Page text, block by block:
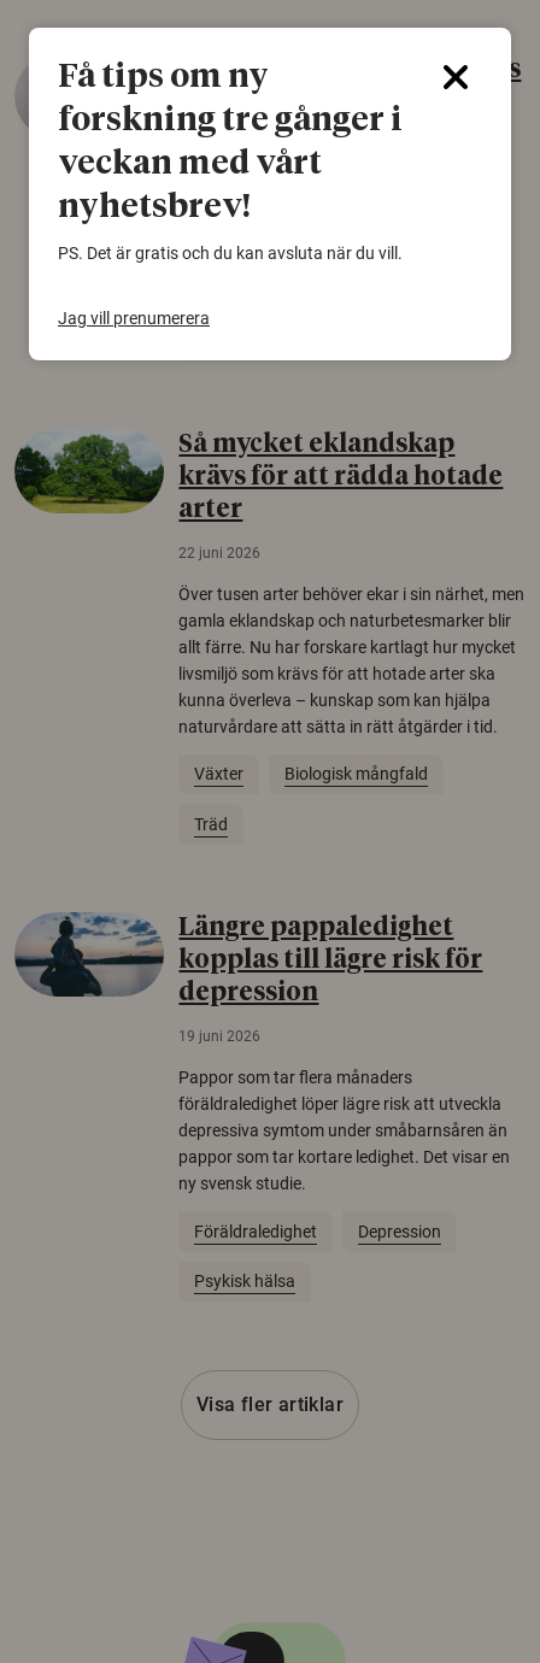
Gammalt skinn var Sveriges
äldsta sko
22 juni 2026
björnfäll visar sig vara delar av en 2000 år
Så mycket eklandskap
krävs för att rädda hotade
arter
22 juni 2026
Över tusen arter behöver ekar i sin närhet, men
gamla eklandskap och naturbetesmarker blir
allt färre. Nu har forskare kartlagt hur mycket
livsmiljö som krävs för att hotade arter ska
kunna överleva – kunskap som kan hjälpa
naturvårdare att sätta in rätt åtgärder i tid.
Växter Biologisk mångfald
Träd
Längre pappaledighet
kopplas till lägre risk för
depression
19 juni 2026
Pappor som tar flera månaders
föräldraledighet löper lägre risk att utveckla
depressiva symtom under småbarnsåren än
pappor som tar kortare ledighet. Det visar en
ny svensk studie.
Föräldraledighet Depression
Psykisk hälsa
Visa fler artiklar
Få tips om ny
forskning tre gånger i
veckan med vårt
nyhetsbrev!
PS. Det är gratis och du kan avsluta när du vill.
Jag vill prenumerera